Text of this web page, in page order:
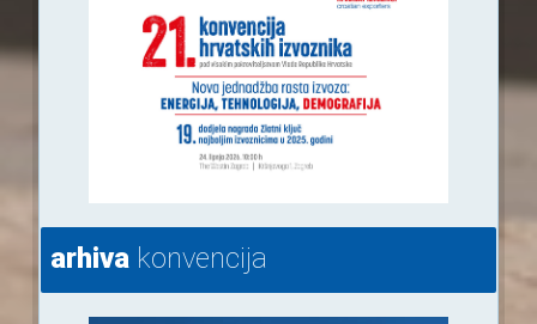
arhivakonvencija